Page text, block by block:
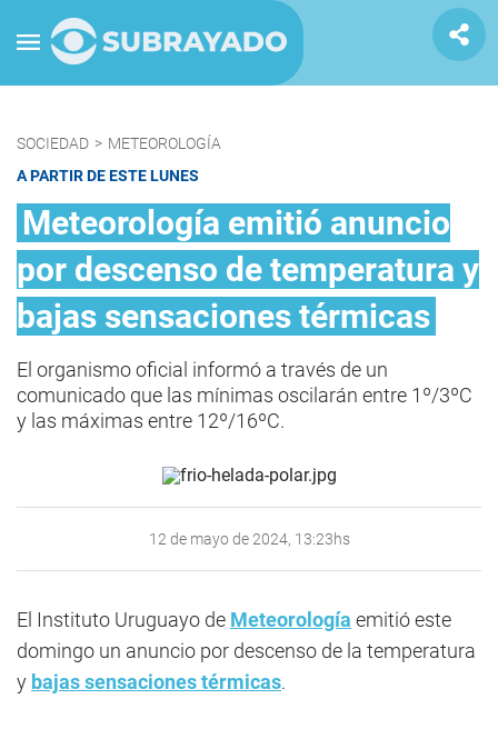
SOCIEDAD > METEOROLOGÍA
A PARTIR DE ESTE LUNES
Meteorología emitió anuncio
por descenso de temperatura y
bajas sensaciones térmicas
El organismo oficial informó a través de un
comunicado que las mínimas oscilarán entre 1º/3ºC
y las máximas entre 12º/16ºC.
12 de mayo de 2024, 13:23hs
El Instituto Uruguayo de Meteorología emitió este
domingo un anuncio por descenso de la temperatura
y bajas sensaciones térmicas.